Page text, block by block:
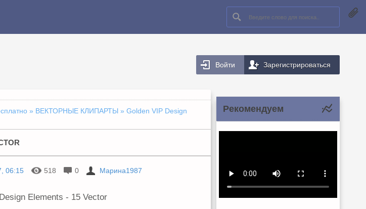
Войти Зарегистрироваться
» ВЕКТОРНЫЕ КЛИПАРТЫ » Golden VIP Design
06:15 518 0 Марина1987
Рекомендуем